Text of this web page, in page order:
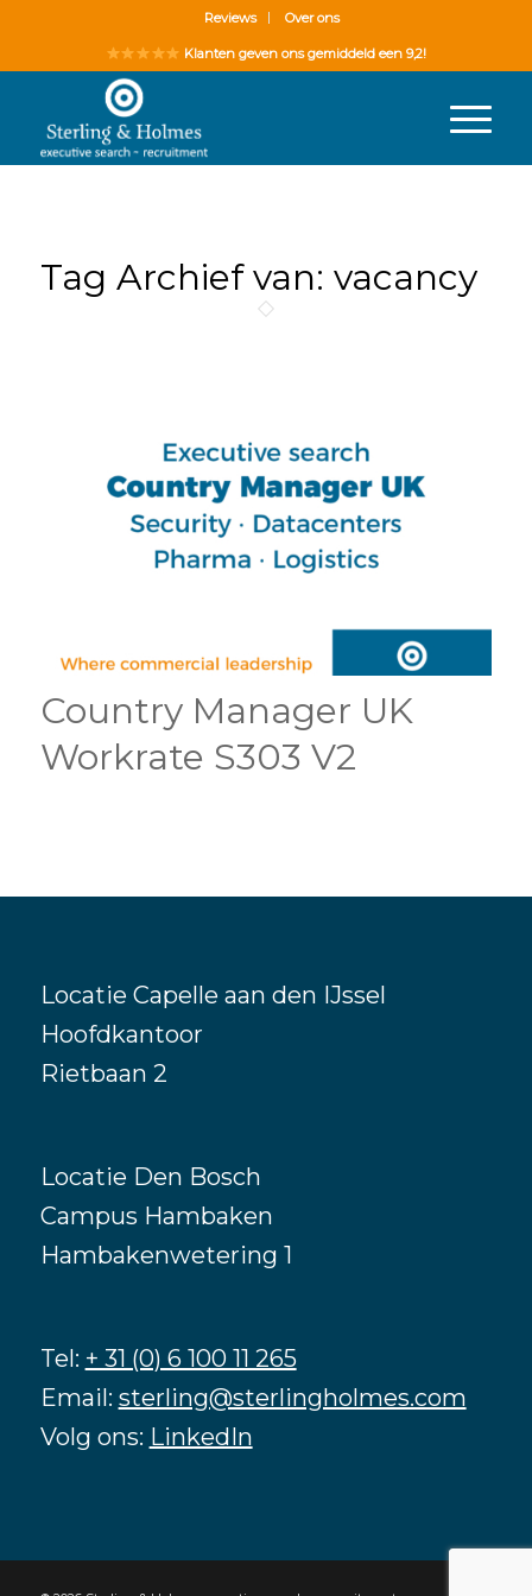
Reviews Over ons
Klanten geven ons gemiddeld een 9,2!
Tag Archief van: vacancy
Country Manager UK
Workrate S303 V2
Locatie Capelle aan den IJssel
Hoofdkantoor
Rietbaan 2
Locatie Den Bosch
Campus Hambaken
Hambakenwetering 1
Tel: + 31 (0) 6 100 11 265
Email: sterling@sterlingholmes.com
Volg ons: LinkedIn